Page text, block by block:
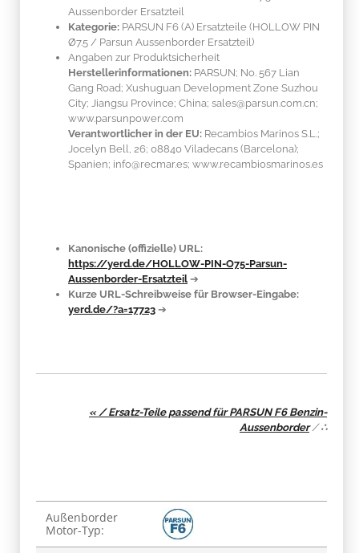
Aussenborder Ersatzteil
Kategorie: PARSUN F6 (A) Ersatzteile (HOLLOW PIN
Ø7.5 / Parsun Aussenborder Ersatzteil)
Angaben zur Produktsicherheit
Herstellerinformationen: PARSUN; No. 567 Lian
Gang Road; Xushuguan Development Zone Suzhou
City; Jiangsu Province; China; sales@parsun.com.cn;
www.parsunpower.com
Verantwortlicher in der EU: Recambios Marinos S.L.;
Jocelyn Bell, 26; 08840 Viladecans (Barcelona);
Spanien; info@recmar.es; www.recambiosmarinos.es
Kanonische (offizielle) URL:
https://yerd.de/HOLLOW-PIN-O75-Parsun-
Aussenborder-Ersatzteil ➔
Kurze URL-Schreibweise für Browser-Eingabe:
yerd.de/?a=17723 ➔
« / Ersatz-Teile passend für PARSUN F6 Benzin-
Aussenborder/∴
Produkteigenschaft
Wert
Außenborder
Motor-Typ: